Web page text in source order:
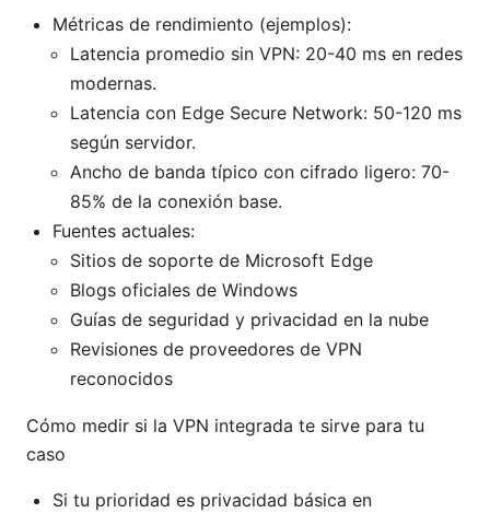
Métricas de rendimiento (ejemplos):
Latencia promedio sin VPN: 20-40 ms en redes
modernas.
Latencia con Edge Secure Network: 50-120 ms
según servidor.
Ancho de banda típico con cifrado ligero: 70-
85% de la conexión base.
Fuentes actuales:
Sitios de soporte de Microsoft Edge
Blogs oficiales de Windows
Guías de seguridad y privacidad en la nube
Revisiones de proveedores de VPN
reconocidos
Cómo medir si la VPN integrada te sirve para tu
caso
Si tu prioridad es privacidad básica en